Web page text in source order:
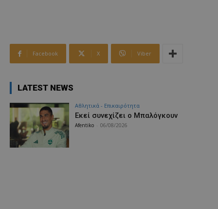
Facebook X Viber
LATEST NEWS
Αθλητικά - Επικαιρότητα
Εκεί συνεχίζει ο Μπαλόγκουν
Afentiko 06/08/2026